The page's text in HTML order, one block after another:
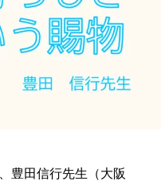
豊田信行先生（大阪